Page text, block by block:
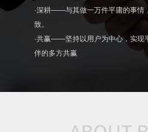
·深耕——与其做一万件平庸的事情
致。
·共赢——坚持以用户为中心，实现
伴的多方共赢